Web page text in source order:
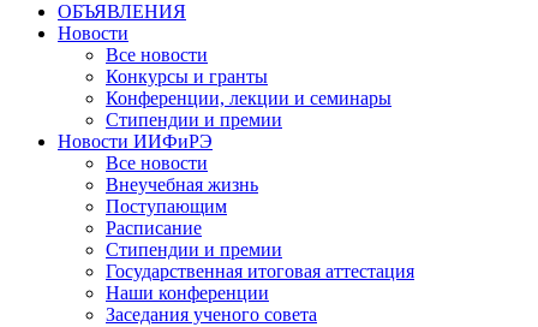
ОБЪЯВЛЕНИЯ
Новости
Все новости
Конкурсы и гранты
Конференции, лекции и семинары
Стипендии и премии
Новости ИИФиРЭ
Все новости
Внеучебная жизнь
Поступающим
Расписание
Стипендии и премии
Государственная итоговая аттестация
Наши конференции
Заседания ученого совета